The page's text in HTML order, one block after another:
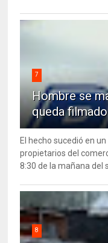
7
Hombre se
queda filmado
El hecho sucedió en
propietarios del
8:30 de la mañana del
8